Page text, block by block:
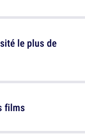
le plus de
films